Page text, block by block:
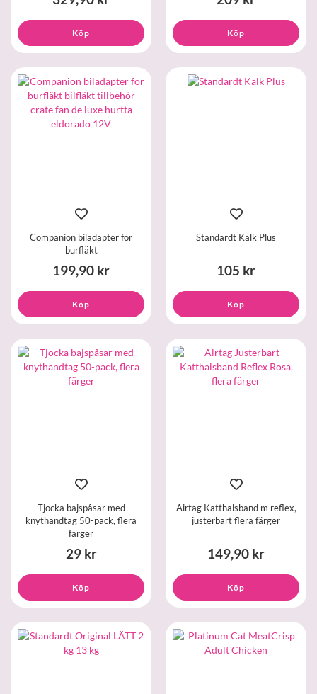
Köp Köp
Companion biladapter for
burfläkt
199,90 kr
Köp
Standardt Kalk Plus
105 kr
Köp
Tjocka bajspåsar med
knythandtag 50-pack, flera
färger
29 kr
Köp
Airtag Katthalsband m reflex,
justerbart flera färger
149,90 kr
Köp